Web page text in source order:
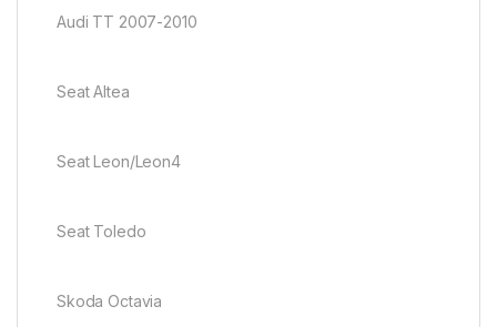
Audi TT 2007-2010
Seat Altea
Seat Leon/Leon4
Seat Toledo
Skoda Octavia